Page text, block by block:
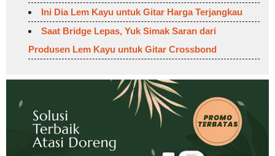
Ini Dia Lem Kayu untuk Gitar Harga Terjangkau
Saat Bridge Lepas, Yuk Simak Saran dari
Produsen Lem Kayu untuk Gitar Crossbond